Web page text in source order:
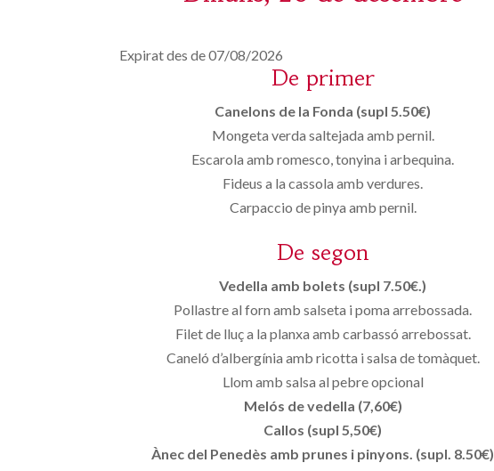
Expirat des de 07/08/2026
De primer
Canelons de la Fonda (supl 5.50€)
Mongeta verda saltejada amb pernil.
Escarola amb romesco, tonyina i arbequina.
Fideus a la cassola amb verdures.
Carpaccio de pinya amb pernil.
De segon
Vedella amb bolets (supl 7.50€.)
Pollastre al forn amb salseta i poma arrebossada.
Filet de lluç a la planxa amb carbassó arrebossat.
Caneló d’albergínia amb ricotta i salsa de tomàquet.
Llom amb salsa al pebre opcional
Melós de vedella (7,60€)
Callos (supl 5,50€)
Ànec del Penedès amb prunes i pinyons. (supl. 8.50€)